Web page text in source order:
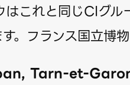
これと同じCIグル
。フランス国立博
Tarn-et-